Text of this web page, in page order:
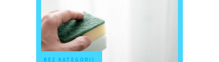
BEZ KATEGORII